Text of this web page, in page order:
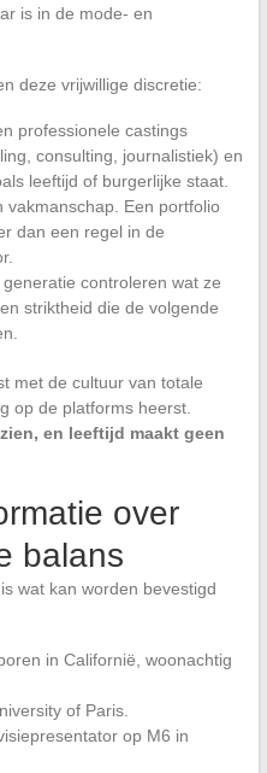
is in de mode- en
deze vrijwillige discretie:
professionele castings
consulting, journalistiek) en
leeftijd of burgerlijke staat.
Een portfolio
dan een regel in de
controleren wat ze
striktheid die de volgende
met de cultuur van totale
op de platforms heerst.
en leeftijd maakt geen
over
balans
wat kan worden bevestigd
in Californië, woonachtig
of Paris.
op M6 in